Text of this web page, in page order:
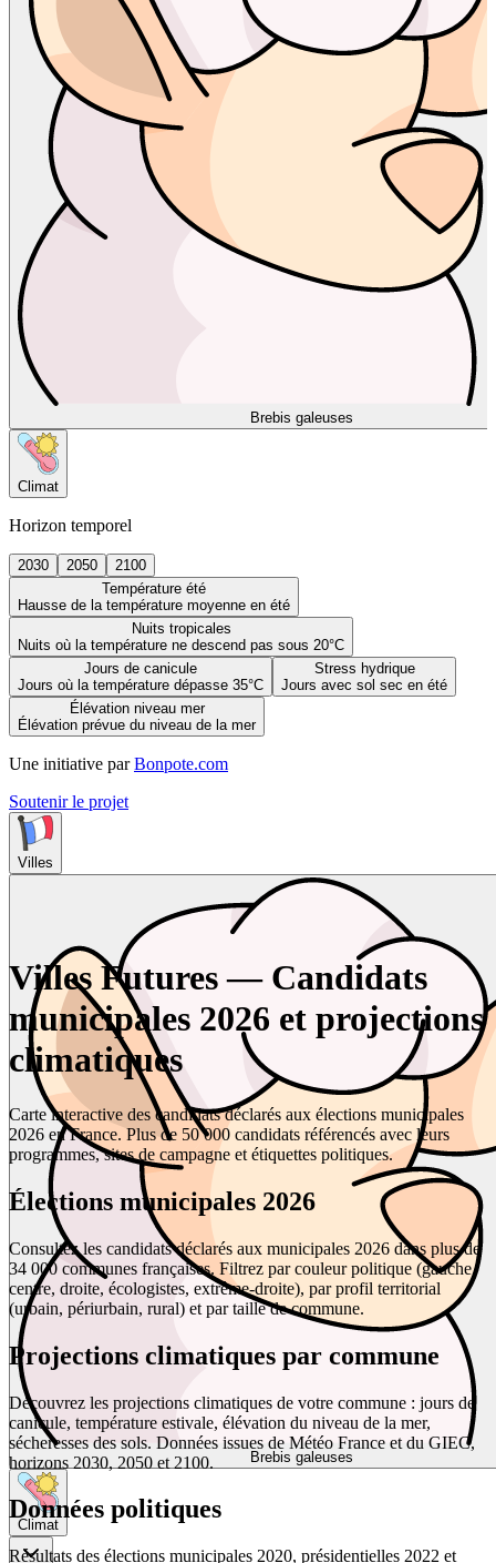
Brebis galeuses
Climat
Horizon temporel
2030 2050
2100
Température été
Hausse de la température moyenne en été
Nuits tropicales
Nuits où la température ne descend pas sous 20°C
Jours de canicule
Jours où la température dépasse 35°C
Stress hydrique
Jours avec sol sec en été
Élévation niveau mer
Élévation prévue du niveau de la mer
Une initiative par Bonpote.com
Soutenir le projet
Villes
Brebis galeuses
Climat
Villes Futures — Candidats
municipales 2026 et projections
climatiques
Carte interactive des candidats déclarés aux élections municipales
2026 en France. Plus de 50 000 candidats référencés avec leurs
programmes, sites de campagne et étiquettes politiques.
Élections municipales 2026
Consultez les candidats déclarés aux municipales 2026 dans plus de
34 000 communes françaises. Filtrez par couleur politique (gauche,
centre, droite, écologistes, extrême-droite), par profil territorial
(urbain, périurbain, rural) et par taille de commune.
Projections climatiques par commune
Découvrez les projections climatiques de votre commune : jours de
canicule, température estivale, élévation du niveau de la mer,
sécheresses des sols. Données issues de Météo France et du GIEC,
horizons 2030, 2050 et 2100.
Données politiques
Résultats des élections municipales 2020, présidentielles 2022 et